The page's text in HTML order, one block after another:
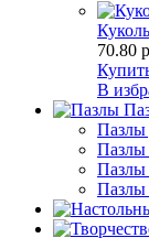
70.80
В
Пазлы
Пазлы
Пазлы
Пазлы